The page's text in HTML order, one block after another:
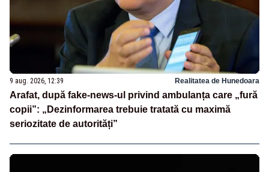
9 aug. 2026, 12:39 Realitatea de Hunedoara
Arafat, după fake-news-ul privind ambulanța care „fură
copii”: „Dezinformarea trebuie tratată cu maximă
seriozitate de autorități”